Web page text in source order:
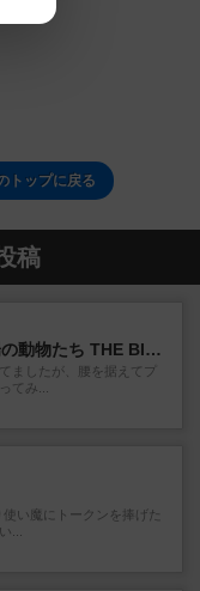
トップに戻る
稿
アグリコラ：牧場の動物たち THE BIG BOX
ましたが、腰を据えてプ
てみ...
い魔にトークンを捧げた
...